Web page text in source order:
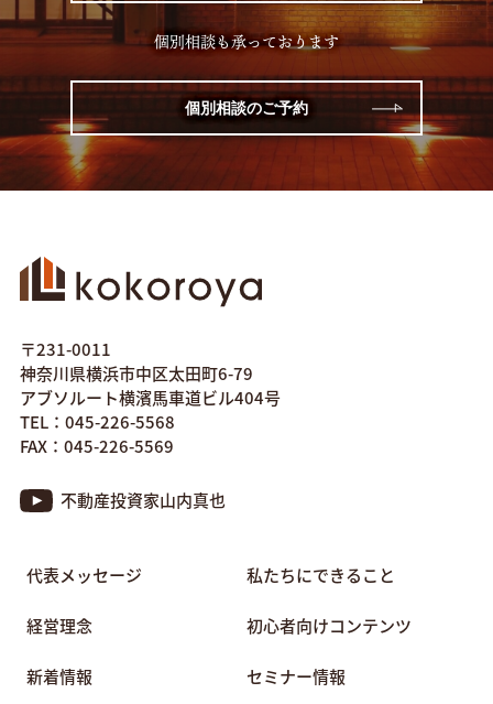
個別相談も承っております
個別相談のご予約
〒231-0011
神奈川県横浜市中区太田町6-79
アブソルート横濱馬車道ビル404号
TEL：045-226-5568
FAX：045-226-5569
不動産投資家山内真也
代表メッセージ 私たちにできること
経営理念 初心者向けコンテンツ
新着情報 セミナー情報